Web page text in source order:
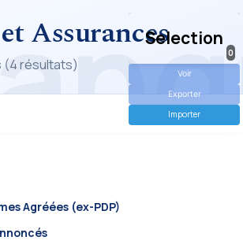
Assurances
(4 résultats)
Agréées (ex-PDP)
Selection
0
Voir
Exporter
Importer